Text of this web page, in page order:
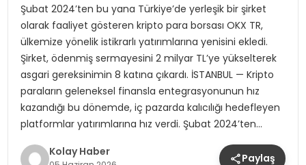
TOROSLAR’DA PAZAR GERGİNLİĞİ!
Şubat 2024’ten bu yana Türkiye’de yerleşik bir şirket
olarak faaliyet gösteren kripto para borsası OKX TR,
ülkemize yönelik istikrarlı yatırımlarına yenisini ekledi.
Şirket, ödenmiş sermayesini 2 milyar TL’ye yükselterek
asgari gereksinimin 8 katına çıkardı. İSTANBUL — Kripto
paraların geleneksel finansla entegrasyonunun hız
kazandığı bu dönemde, iç pazarda kalıcılığı hedefleyen
platformlar yatırımlarına hız verdi. Şubat 2024’ten…
Kolay Haber
Paylaş